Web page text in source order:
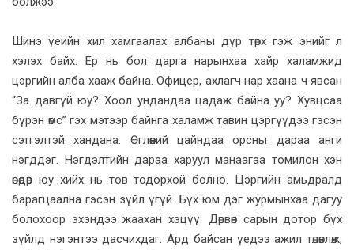
Шинэ үеийн хил хамгаалах албаны дүр төрх гэж энийг л
хэлэх байх. Ер нь бол дарга нарынхаа хайр халамжид
цэргийн алба хааж байна. Офицер, ахлагч нар хаана ч явсан
“За давгүй юу? Хоол ундандаа цадаж байна уу? Хувцсаа
бүрэн өмс” гэх мэтээр байнга халамж тавин цэргүүдээ гэсэн
сэтгэлтэй хандана. Өглөөний цайндаа орсны дараа анги
нэгддэг. Нэгдэлтийн дараа харуул манаагаа томилон хэн
өнөөдөр юу хийх нь тов тодорхой болно. Цэргийн амьдралд
барагцаална гэсэн зүйл үгүй. Бүх юм дэг журмынхаа дагуу
болохоор эхэндээ жаахан хэцүү. Дөрвөн сарын дотор бүх
зүйлд нэгэнтээ дасчихдаг. Ард байсан үедээ ажил төлөвлөж,